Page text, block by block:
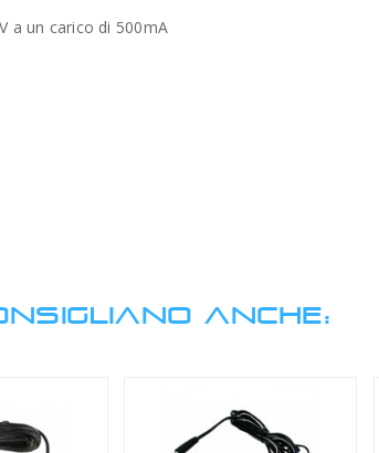
a un carico di 500mA
ANCHE: